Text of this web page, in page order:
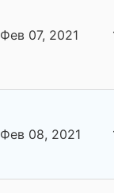
Фев 07, 2021
Фев 08, 2021